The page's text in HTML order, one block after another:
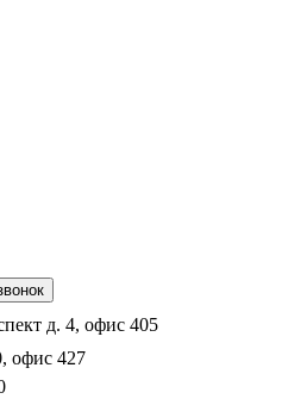
д. 4, офис 405
офис 427